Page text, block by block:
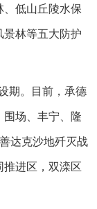
低山丘陵水保
林等五大防护
期。目前，承德
场、丰宁、隆
达克沙地歼灭战
进区，双滦区